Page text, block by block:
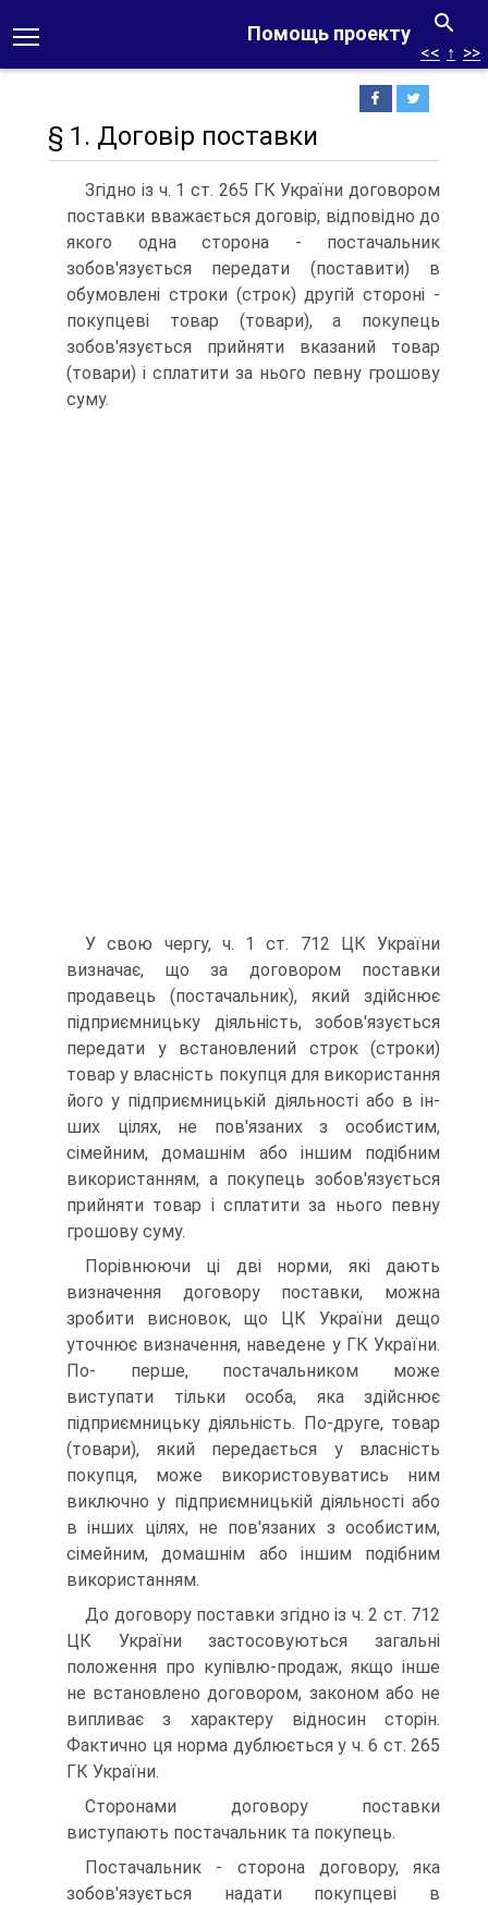
Помощь проекту
<< ↑ >>
§ 1. Договір поставки
Згідно із ч. 1 ст. 265 ГК України договором
поставки вважається договір, відповідно до
якого одна сторона - по­стачальник
зобов'язується передати (поставити) в
обумовле­ні строки (строк) другій стороні -
покупцеві товар (товари), а покупець
зобов'язується прийняти вказаний товар
(това­ри) і сплатити за нього певну грошову
суму.
У свою чергу, ч. 1 ст. 712 ЦК України
визначає, що за договором поставки
продавець (постачальник), який здійс­нює
підприємницьку діяльність, зобов'язується
передати у встановлений строк (строки)
товар у власність покупця для використання
його у підприємницькій діяльності або в ін­
ших цілях, не пов'язаних з особистим,
сімейним, домашнім або іншим подібним
використанням, а покупець зо­бов'язується
прийняти товар і сплатити за нього певну
гро­шову суму.
Порівнюючи ці дві норми, які дають
визначення дого­вору поставки, можна
зробити висновок, що ЦК України дещо
уточнює визначення, наведене у ГК України.
По- перше, постачальником може
виступати тільки особа, яка здійснює
підприємницьку діяльність. По-друге, товар
(това­ри), який передається у власність
покупця, може викорис­товуватись ним
виключно у підприємницькій діяльності або
в інших цілях, не пов'язаних з особистим,
сімейним, дома­шнім або іншим подібним
використанням.
До договору поставки згідно із ч. 2 ст. 712
ЦК України застосовуються загальні
положення про купівлю-продаж, якщо інше
не встановлено договором, законом або не
ви­пливає з характеру відносин сторін.
Фактично ця норма ду­блюється у ч. 6 ст. 265
ГК України.
Сторонами договору поставки
виступають постачальник та покупець.
Постачальник - сторона договору, яка
зобов'язується надати покупцеві в